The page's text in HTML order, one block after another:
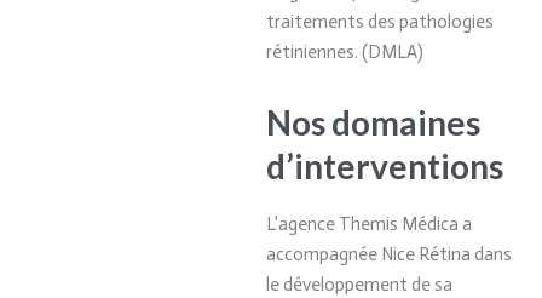
traitements des pathologies
rétiniennes. (DMLA)
Nos domaines
d’interventions
L’agence Themis Médica a
accompagnée Nice Rétina dans
le développement de sa